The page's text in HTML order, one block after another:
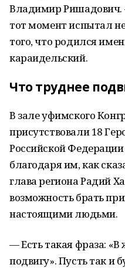
Владимир Ришадович.
тот момент испытал
того, что родился
караидельский.
Что труднее
В зале уфимского
присутствовали 18
Российской
благодаря им, как
глава региона Радий
возможность брать
настоящими людьми.
— Есть такая фраза: «В
подвигу». Пусть так и